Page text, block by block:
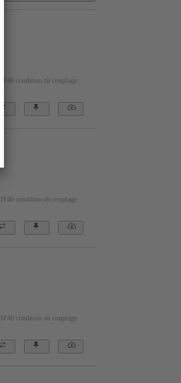
condition de couplage
condition de couplage
condition de couplage